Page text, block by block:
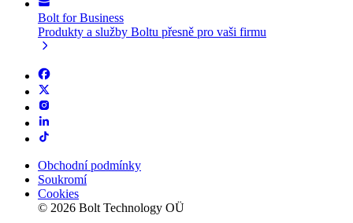
Bolt for Business
Produkty a služby Boltu přesně pro vaši firmu
Obchodní podmínky
Soukromí
Cookies
© 2026 Bolt Technology OÜ